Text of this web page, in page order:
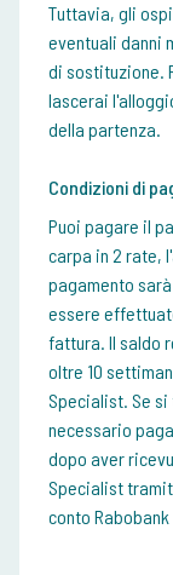
Tuttavia, gli
eventuali danni
di sostituzione.
lascerai
della partenza.
Condizioni di
Puoi pagare il
carpa in 2 rate,
pagamento
essere
fattura. Il saldo
oltre 10
Specialist. Se
necessario
dopo aver
Specialist
conto Rabobank